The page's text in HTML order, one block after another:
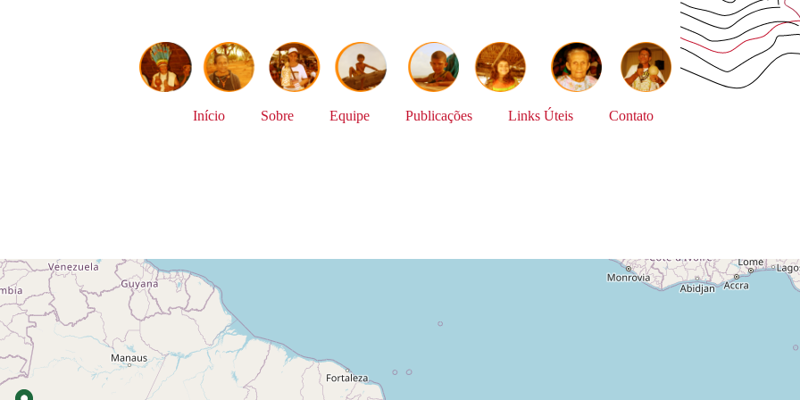
Início Sobre Equipe Publicações Links Úteis Contato